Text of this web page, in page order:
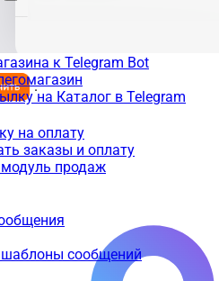
к Telegram Bot
на Каталог в Telegram
на оплату
заказы и оплату
продаж
сообщений
.